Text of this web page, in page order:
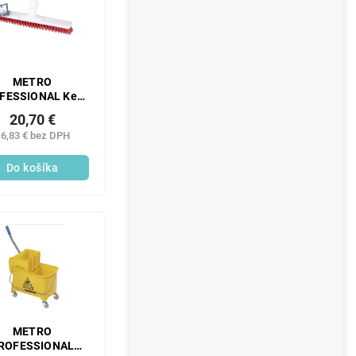
METRO
Kefa
červená 1 ks
€ bez DPH
20,70 €
Do košíka
METRO